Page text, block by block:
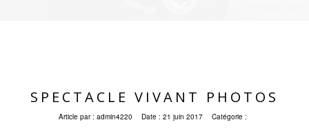
SPECTACLE VIVANT PHOTOS
Article par : admin4220 Date : 21 juin 2017 Catégorie :